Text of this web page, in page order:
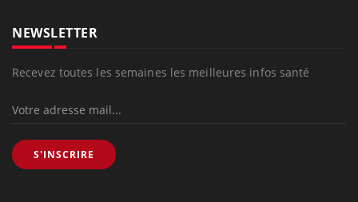
NEWSLETTER
Recevez toutes les semaines les meilleures infos santé
S'INSCRIRE